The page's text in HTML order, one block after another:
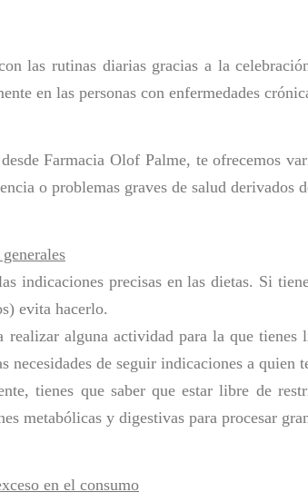
las rutinas diarias gracias a la
en las personas con enfermedades
Farmacia Olof Palme, te ofrecemos
o problemas graves de salud derivados
indicaciones precisas en las dietas. Si
evita hacerlo.
realizar alguna actividad para la que
necesidades de seguir indicaciones a quien
tienes que saber que estar libre de
metabólicas y digestivas para procesar
en el consumo